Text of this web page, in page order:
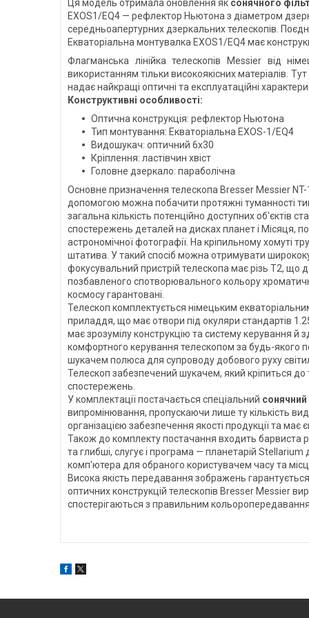
Ця модель отримала оновлення як сонячного
EXOS1/EQ4 — рефлектор Ньютона з діаметром
середньоапертурних дзеркальних телескопів.
Екваторіальна монтувалка EXOS1/EQ4 має
Флагманська лінійка телескопів Messier від
використанням тільки високоякісних матеріалів.
надає найкращі оптичні та експлуатаційні
Конструктивні особливості:
Оптична конструкція: рефлектор Ньютона
Тип монтування: Екваторіальна EXOS-1/EQ4
Видошукач: оптичний 6x30
Кріплення: ластівчин хвіст
Головне дзеркало: параболічна
Основне призначення телескопа Bresser Messier
допомогою можна побачити протяжні туманності
загальна кількість потенційно доступних об'єктів
спостережень деталей на дисках планет і Місяця,
астрономічної фотографії. На кріпильному хомуті
штатива. У такий спосіб можна отримувати
фокусувальний пристрій телескопа має різь Т2,
позбавленого спотворювального кольору
космосу гарантовані.
Телескоп комплектується німецьким
приладдя, що має отвори під окуляри стандартів
має зрозумілу конструкцію та систему керування
комфортного керування телескопом за будь-
шукачем полюса для супроводу добового руху
Телескоп забезпечений шукачем, який кріпиться
спостережень.
У комплектації постачається спеціальний сонячний
випромінювання, пропускаючи лише ту кількість
організацією забезпечення якості продукції та має
Також до комплекту постачання входить барвиста
та глибші, слугує і програма — планетарій
комп'ютера для обраного користувачем часу та
Висока якість передавання зображень
оптичних конструкцій телескопів Bresser Messier
спостерігаються з правильним